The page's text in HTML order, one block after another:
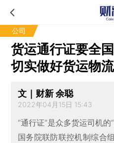
公司
货运通行证要全
切实做好货运物
文｜财新 余聪
2022年04月15日 15:43
“通行证”是众多货运司机的
国务院联防联控机制综合